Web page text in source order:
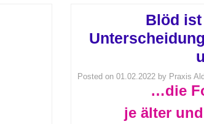
Blöd
Posted on 01.02.2022 by Praxis
…die
je älter